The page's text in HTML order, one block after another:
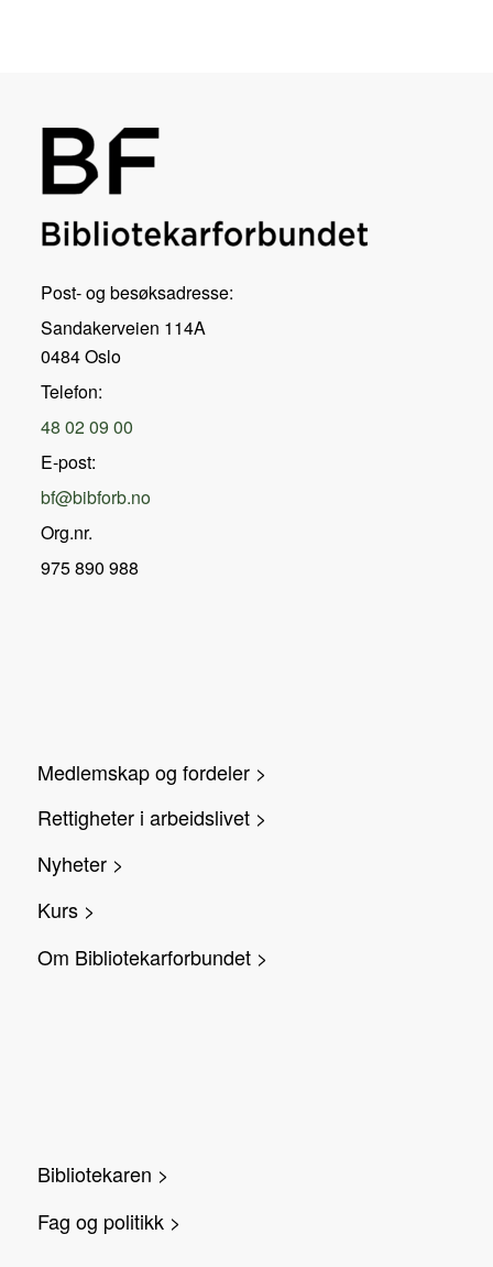
Post- og besøksadresse:
Sandakerveien 114A
0484 Oslo
Telefon:
48 02 09 00
E-post:
bf@bibforb.no
Org.nr.
975 890 988
Medlemskap og fordeler >
Rettigheter i arbeidslivet >
Nyheter >
Kurs >
Om Bibliotekarforbundet >
Bibliotekaren >
Fag og politikk >